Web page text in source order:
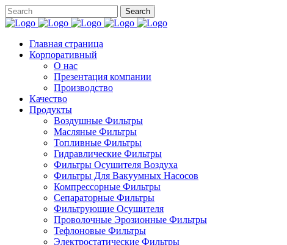
Главная страница
Корпоративный
О нас
Презентация компании
Производство
Качество
Продукты
Воздушные Фильтры
Масляные Фильтры
Топливные Фильтры
Гидравлические Фильтры
Фильтры Осушителя Воздуха
Фильтры Для Вакуумных Насосов
Компрессорные Фильтры
Сепараторные Фильтры
Фильтрующие Осушителя
Проволочные Эрозионные Фильтры
Тефлоновые Фильтры
Электростатические Фильтры